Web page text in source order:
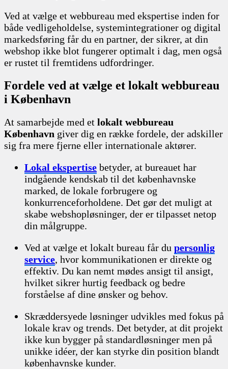
Ved at vælge et webbureau med ekspertise inden for
både vedligeholdelse, systemintegrationer og digital
markedsføring får du en partner, der sikrer, at din
webshop ikke blot fungerer optimalt i dag, men også
er rustet til fremtidens udfordringer.
Fordele ved at vælge et lokalt webbureau
i København
At samarbejde med et lokalt webbureau
København giver dig en række fordele, der adskiller
sig fra mere fjerne eller internationale aktører.
Lokal ekspertise betyder, at bureauet har
indgående kendskab til det københavnske
marked, de lokale forbrugere og
konkurrenceforholdene. Det gør det muligt at
skabe webshopløsninger, der er tilpasset netop
din målgruppe.
Ved at vælge et lokalt bureau får du personlig
service, hvor kommunikationen er direkte og
effektiv. Du kan nemt mødes ansigt til ansigt,
hvilket sikrer hurtig feedback og bedre
forståelse af dine ønsker og behov.
Skræddersyede løsninger udvikles med fokus på
lokale krav og trends. Det betyder, at dit projekt
ikke kun bygger på standardløsninger men på
unikke idéer, der kan styrke din position blandt
københavnske kunder.